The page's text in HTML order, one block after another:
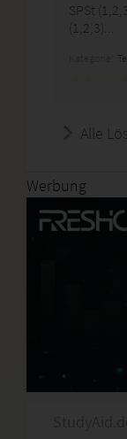
SPSt
(1,2,3)...
Alle
Werbung